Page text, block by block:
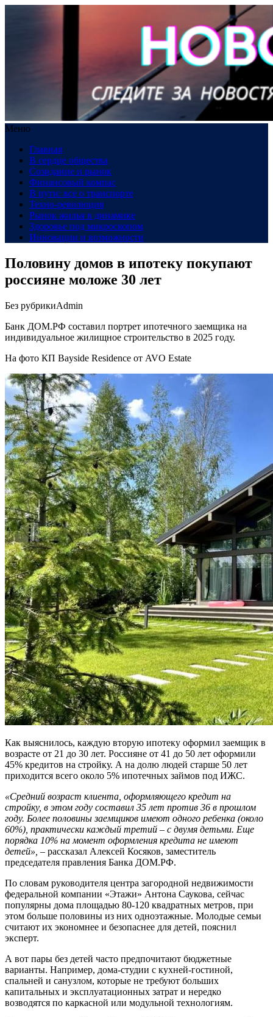
Меню
Главная
В сердце общества
Созидание и рынок
Финансовый компас
В пути: все о транспорте
Техно-революция
Рынок жилья в динамике
Здоровье под микроскопом
Инновации и возможности
Половину домов в ипотеку покупают
россияне моложе 30 лет
Без рубрикиAdmin
Банк ДОМ.РФ составил портрет ипотечного заемщика на
индивидуальное жилищное строительство в 2025 году.
На фото КП Bayside Residence от AVO Estate
Как выяснилось, каждую вторую ипотеку оформил заемщик в
возрасте от 21 до 30 лет. Россияне от 41 до 50 лет оформили
45% кредитов на стройку. А на долю людей старше 50 лет
приходится всего около 5% ипотечных займов под ИЖС.
«Средний возраст клиента, оформляющего кредит на
стройку, в этом году составил 35 лет против 36 в прошлом
году. Более половины заемщиков имеют одного ребенка (около
60%), практически каждый третий – с двумя детьми. Еще
порядка 10% на момент оформления кредита не имеют
детей», – рассказал Алексей Косяков, заместитель
председателя правления Банка ДОМ.РФ.
По словам руководителя центра загородной недвижимости
федеральной компании «Этажи» Антона Саукова, сейчас
популярны дома площадью 80-120 квадратных метров, при
этом больше половины из них одноэтажные. Молодые семьи
считают их экономнее и безопаснее для детей, пояснил
эксперт.
А вот пары без детей часто предпочитают бюджетные
варианты. Например, дома-студии с кухней-гостиной,
спальней и санузлом, которые не требуют больших
капитальных и эксплуатационных затрат и нередко
возводятся по каркасной или модульной технологиям.